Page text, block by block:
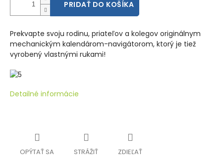
PRIDAŤ DO KOŠÍKA
Prekvapte svoju rodinu, priateľov a kolegov originálnym
mechanickým kalendárom-navigátorom, ktorý je tiež
vyrobený vlastnými rukami!
Detailné informácie
OPÝTAŤ SA STRÁŽIŤ ZDIEĽAŤ